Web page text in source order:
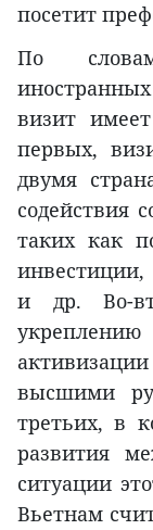
посетит
По
визит
первых,
двумя
содействия
таких как
инвестиции,
и др. Во-
высшими
третьих, в
развития
ситуации
Вьетнам